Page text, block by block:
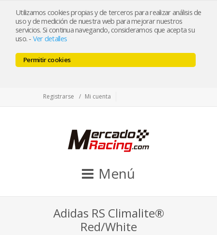
Utilizamos cookies propias y de terceros para realizar análisis de
uso y de medición de nuestra web para mejorar nuestros
servicios. Si continua navegando, consideramos que acepta su
uso. - Ver detalles
Permitir cookies
tienda@mercadoracing.com
Registrarse
Mi cuenta
Menú
Adidas RS Climalite®
Red/White